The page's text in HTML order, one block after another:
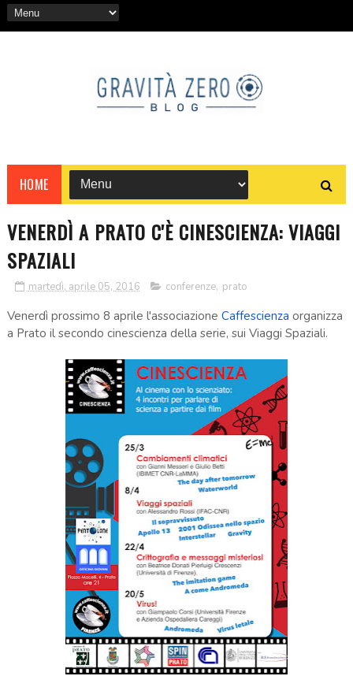
HOME
VENERDÌ A PRATO C'È CINESCIENZA: VIAGGI
SPAZIALI
martedì, aprile 05, 2016 conferenze, prato
Venerdì prossimo 8 aprile l'associazione Caffescienza organizza
a Prato il secondo cinescienza della serie, sui Viaggi Spaziali.